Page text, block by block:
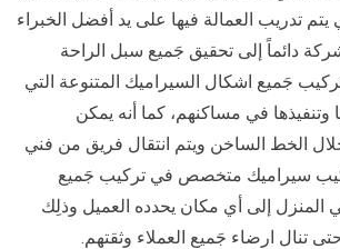
يتم تدريب العمالة فيها على يد أفضل الخبراء
دائماً إلى تحقيق جَميع سبل الراحة
جَميع اشكال السيراميك المتنوعة التي
وتنفيذها في مساكنهم، كما أنه يمكن
الخط الساخن ويتم انتقال فريق من فني
سيراميك متخصص في تركيب جَميع
المنزل إلى أي مكان يحدده العميل وذلِك
تنال ارضاء جَميع العملاء وثقتهم.